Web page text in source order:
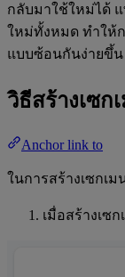
กลับมาใช้ใหม่ได้
ใหม่ทั้งหมด ทำให้
แบบซ้อนกันง่ายขึ้น
วิธีสร้างเซก
Anchor link to
ในการสร้างเซกเ
เมื่อสร้างเซ